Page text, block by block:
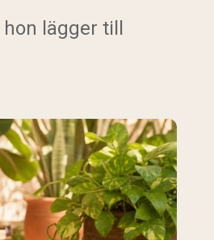
lägger till